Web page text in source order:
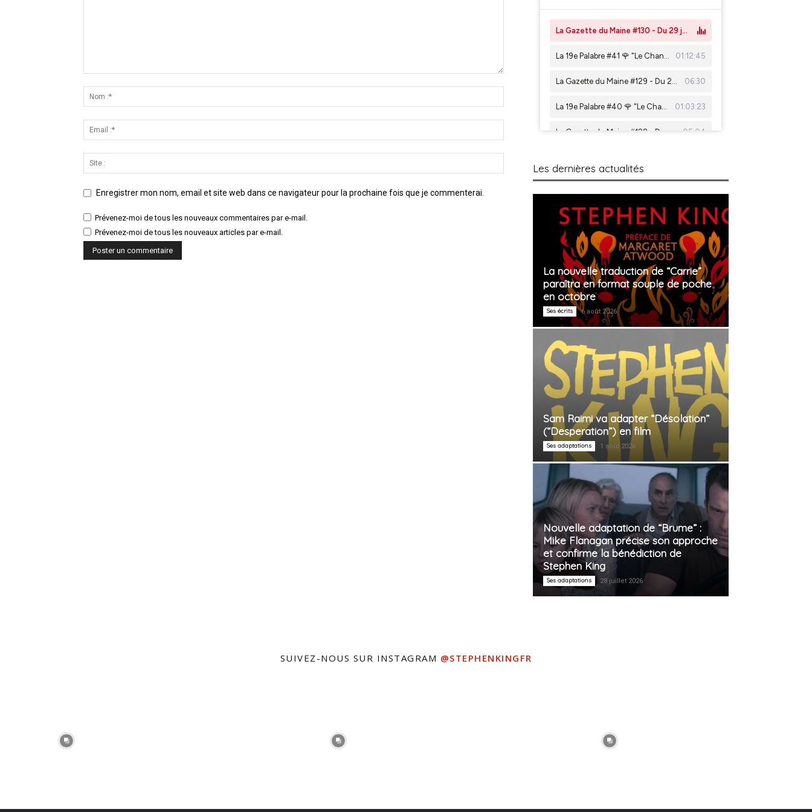
Enregistrer mon nom, email et site web dans ce navigateur pour la prochaine fois que je commenterai.
Prévenez-moi de tous les nouveaux commentaires par e-mail.
Prévenez-moi de tous les nouveaux articles par e-mail.
Les dernières actualités
La nouvelle traduction de “Carrie”
paraîtra en format souple de poche
en octobre
Ses écrits 6 août 2026
Sam Raimi va adapter “Désolation”
(“Desperation”) en film
Ses adaptations 1 août 2026
Nouvelle adaptation de “Brume” :
Mike Flanagan précise son approche
et confirme la bénédiction de
Stephen King
Ses adaptations 28 juillet 2026
SUIVEZ-NOUS SUR INSTAGRAM @STEPHENKINGFR